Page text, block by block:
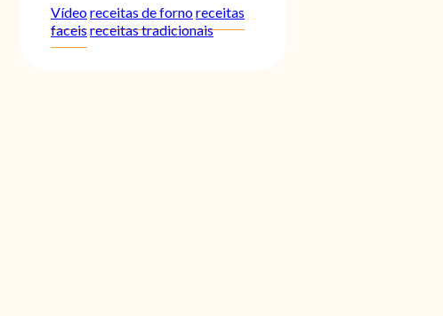
Vídeoreceitas de fornoreceitas
faceisreceitas tradicionais